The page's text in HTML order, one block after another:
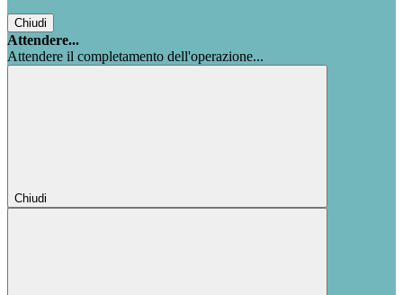
Chiudi
Attendere...
Attendere il completamento dell'operazione...
Chiudi